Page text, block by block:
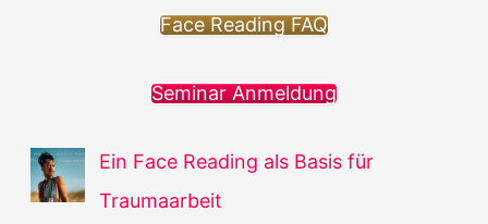
Face Reading FAQ
Seminar Anmeldung
Ein Face Reading als Basis für
Traumaarbeit